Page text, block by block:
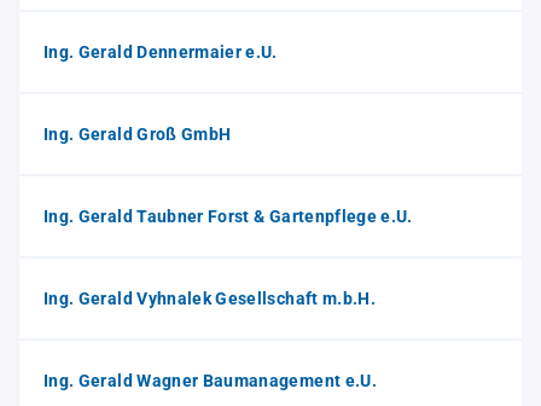
Ing. Gerald Dennermaier e.U.
Ing. Gerald Groß GmbH
Ing. Gerald Taubner Forst & Gartenpflege e.U.
Ing. Gerald Vyhnalek Gesellschaft m.b.H.
Ing. Gerald Wagner Baumanagement e.U.